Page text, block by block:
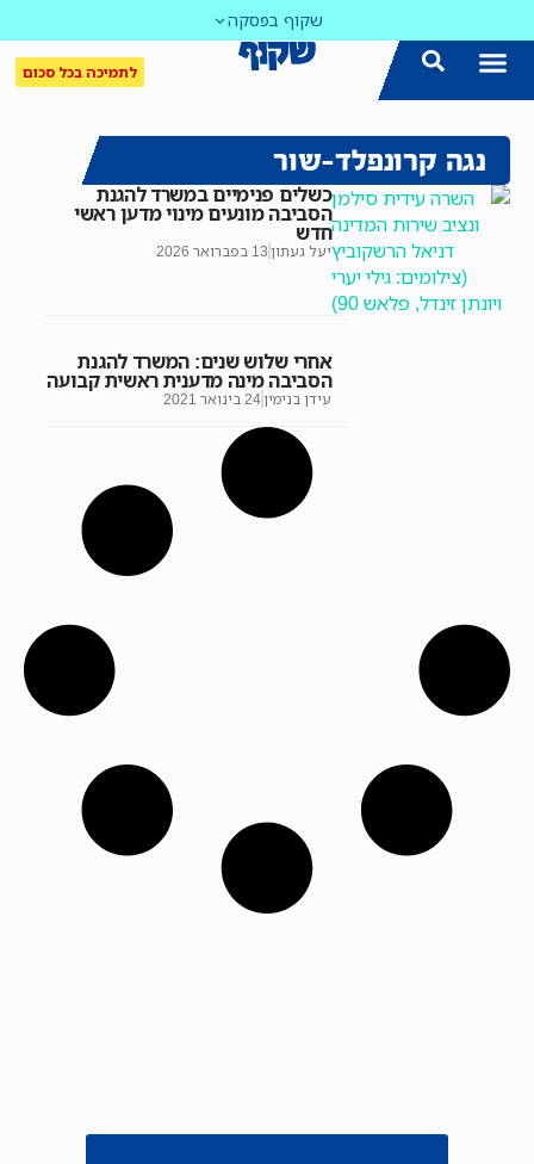
שקוף בפסקה
לתמיכה בכל סכום
נגה קרונפלד-שור
כשלים פנימיים במשרד להגנת
הסביבה מונעים מינוי מדען ראשי
חדש
יעל געתון 13 בפברואר 2026
אחרי שלוש שנים: המשרד להגנת
הסביבה מינה מדענית ראשית קבועה
עידן בנימין24 בינואר 2021